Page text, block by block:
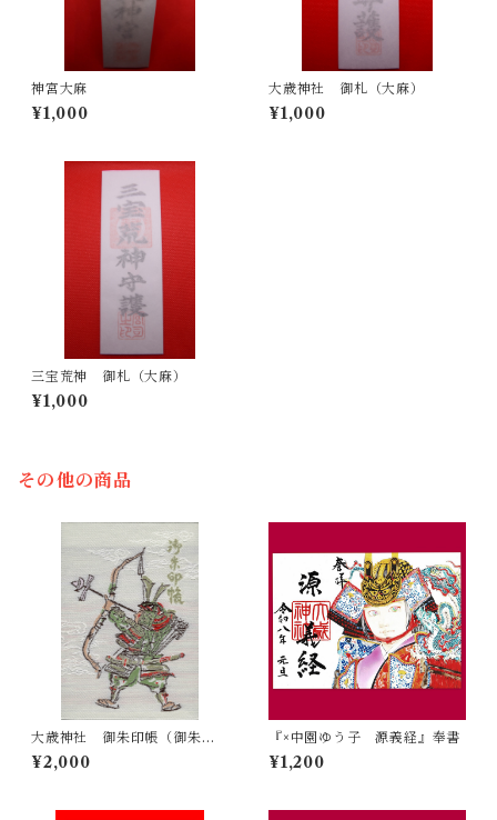
神宮大麻
¥1,000
大歳神社 御札（大麻）
¥1,000
三宝荒神 御札（大麻）
¥1,000
その他の商品
大歳神社 御朱印帳（御朱印
入り／特別義経印あり）
¥2,000
『×中園ゆう子 源義経』奉書
¥1,200